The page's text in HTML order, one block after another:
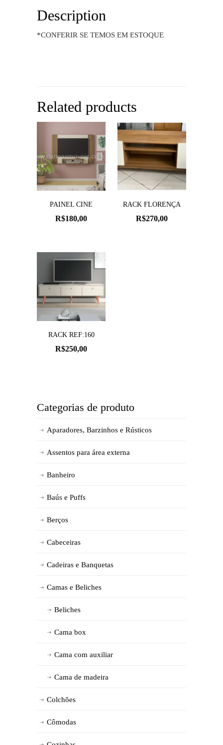
Description
*CONFERIR SE TEMOS EM ESTOQUE
Related products
PAINEL CINE
R$180,00
RACK FLORENÇA
R$270,00
RACK REF:160
R$250,00
Categorias de produto
Aparadores, Barzinhos e Rústicos
Assentos para área externa
Banheiro
Baús e Puffs
Berços
Cabeceiras
Cadeiras e Banquetas
Camas e Beliches
Beliches
Cama box
Cama com auxiliar
Cama de madeira
Colchões
Cômodas